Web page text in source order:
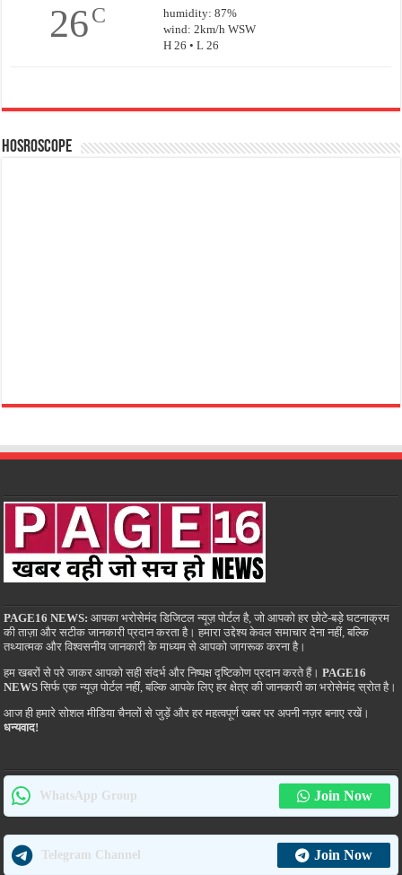
26C
humidity: 87%
wind: 2km/h WSW
H 26 • L 26
Hosroscope
PAGE16 NEWS: आपका भरोसेमंद डिजिटल न्यूज़ पोर्टल है, जो आपको हर छोटे-बड़े घटनाक्रम
की ताज़ा और सटीक जानकारी प्रदान करता है। हमारा उद्देश्य केवल समाचार देना नहीं, बल्कि
तथ्यात्मक और विश्वसनीय जानकारी के माध्यम से आपको जागरूक करना है।
हम खबरों से परे जाकर आपको सही संदर्भ और निष्पक्ष दृष्टिकोण प्रदान करते हैं।PAGE16
NEWS सिर्फ एक न्यूज़ पोर्टल नहीं, बल्कि आपके लिए हर क्षेत्र की जानकारी का भरोसेमंद स्रोत है।
आज ही हमारे सोशल मीडिया चैनलों से जुड़ें और हर महत्वपूर्ण खबर पर अपनी नज़र बनाए रखें।
धन्यवाद!
WhatsApp Group Join Now
Telegram Channel Join Now